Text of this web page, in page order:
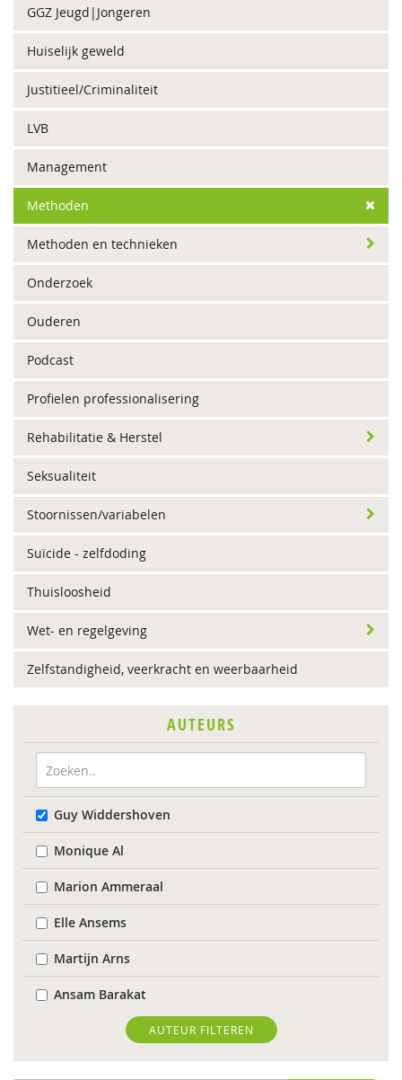
GGZ Jeugd|Jongeren
Huiselijk geweld
Justitieel/Criminaliteit
LVB
Management
Methoden
Methoden en technieken
Onderzoek
Ouderen
Podcast
Profielen professionalisering
Rehabilitatie & Herstel
Seksualiteit
Stoornissen/variabelen
Suïcide - zelfdoding
Thuisloosheid
Wet- en regelgeving
Zelfstandigheid, veerkracht en weerbaarheid
AUTEURS
Guy Widdershoven
Monique Al
Marion Ammeraal
Elle Ansems
Martijn Arns
Ansam Barakat
Jessy Berkvens
Arjan Bolt
AUTEUR FILTEREN